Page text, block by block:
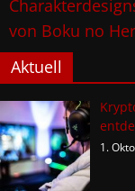
von Boku no
Aktuell
1.